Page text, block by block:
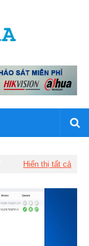
Hiển thị tất cả